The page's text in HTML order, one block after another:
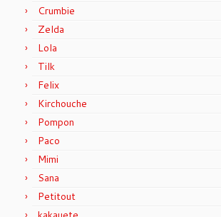
Crumbie
Zelda
Lola
Tilk
Felix
Kirchouche
Pompon
Paco
Mimi
Sana
Petitout